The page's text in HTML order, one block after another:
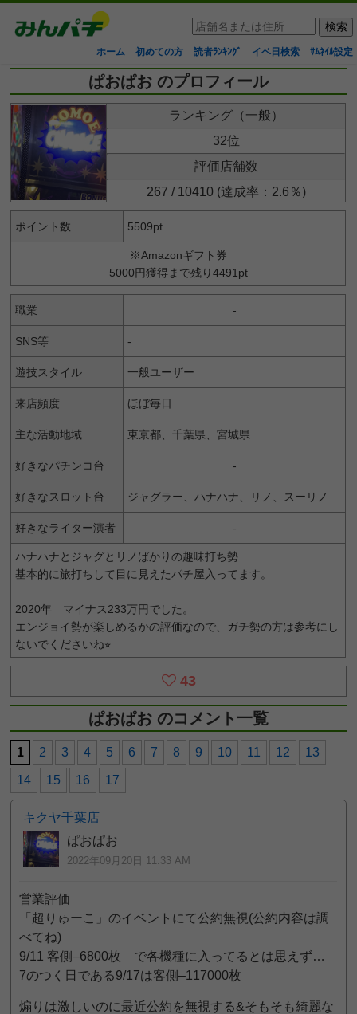
ホーム 初めての方 読者ﾗﾝｷﾝｸﾞ イベ日検索 ｻﾑﾈｲﾙ設定
ぱおぱお のプロフィール
ランキング（一般）
32位
評価店舗数
267 / 10410 (達成率：2.6％)
ポイント数 5509pt
※Amazonギフト券
5000円獲得まで残り4491pt
職業 -
SNS等 -
遊技スタイル 一般ユーザー
来店頻度 ほぼ毎日
主な活動地域 東京都、千葉県、宮城県
好きなパチンコ台 -
好きなスロット台 ジャグラー、ハナハナ、リノ、スーリノ
好きなライター演者 -
ハナハナとジャグとリノばかりの趣味打ち勢
基本的に旅打ちして目に見えたパチ屋入ってます。
2020年 マイナス233万円でした。
エンジョイ勢が楽しめるかの評価なので、ガチ勢の方は参考にし
ないでくださいね⭐︎
43
ぱおぱお のコメント一覧
1 2 3 4 5 6 7 8 9 10 11 12 13
14 15 16 17
キクヤ千葉店
ぱおぱお
2022年09月20日 11:33 AM
営業評価
「超りゅーこ」のイベントにて公約無視(公約内容は調
べてね)
9/11 客側–6800枚 で各機種に入ってるとは思えず…
7のつく日である9/17は客側–117000枚
煽りは激しいのに最近公約を無視する&そもそも綺麗な